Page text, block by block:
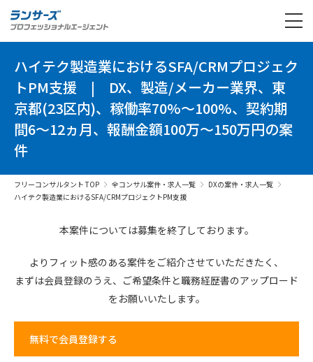
ハイテク製造業におけるSFA/CRMプロジェク
トPM支援 | DX、製造/メーカー業界、東
京都(23区内)、稼働率70%～100%、契約期
間6～12ヵ月、報酬金額100万～150万円の案
件
フリーコンサルタント TOP 全コンサル案件・求人一覧
DXの案件・求人一覧
ハイテク製造業におけるSFA/CRMプロジェクトPM支援
本案件については募集を終了しております。
よりフィット感のある案件をご紹介させていただきたく、
まずは会員登録のうえ、 ご希望条件と職務経歴書のアップロード
をお願いいたします。
無料で会員登録する